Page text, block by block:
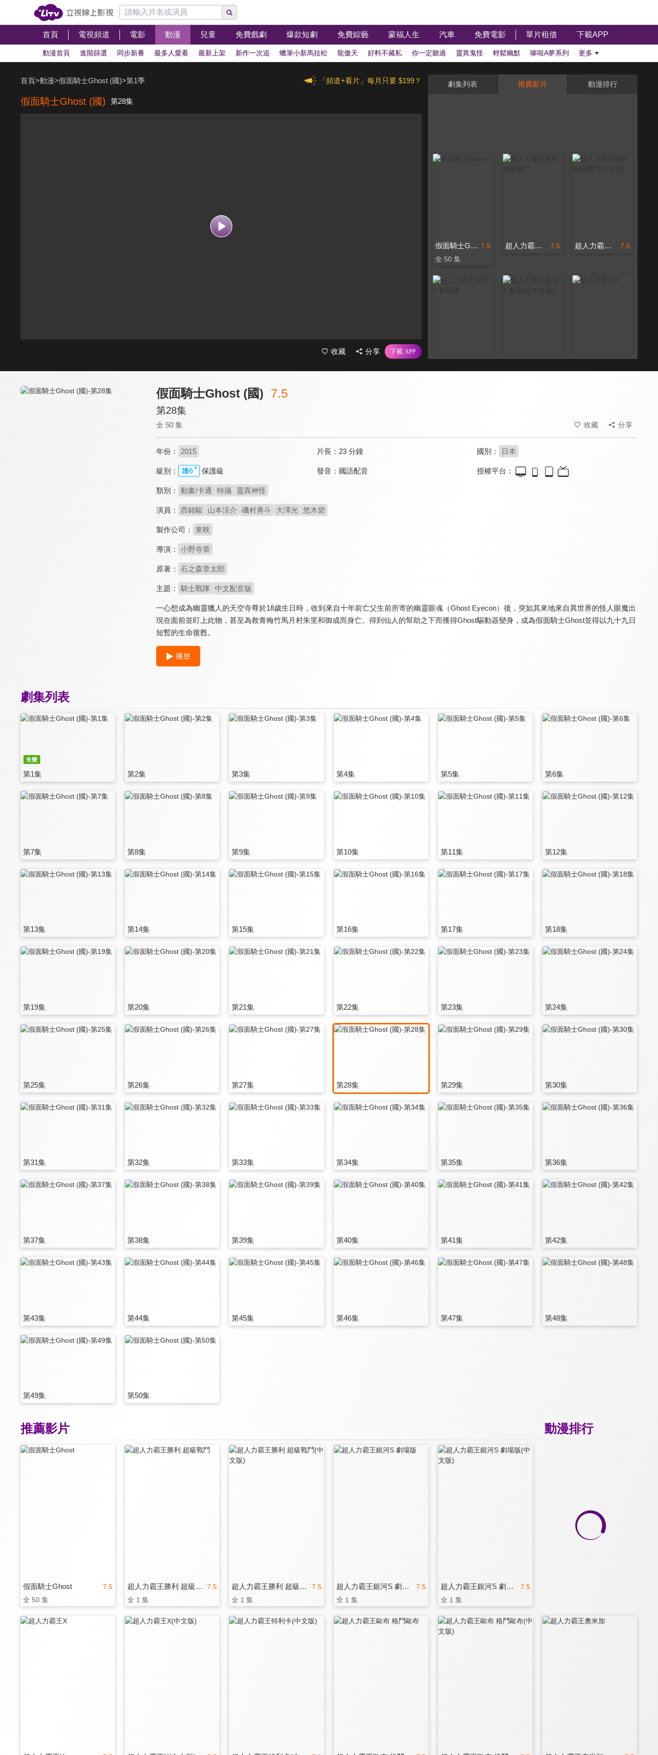
首頁 電視頻道 電影 動漫 兒童 免費戲劇 爆款短劇 免費綜藝 蒙福人生 汽車 免費電影 單片租借 下載APP
動漫首頁 進階篩選 同步新番 最多人愛看 最新上架 新作一次追 蠟筆小新馬拉松 龍傲天 好料不藏私 你一定聽過 靈異鬼怪 輕鬆幽默 哆啦A夢系列 更多
「頻道+看片」每月只要 $199？
首頁>動漫>假面騎士Ghost (國)>第1季
假面騎士Ghost (國) 第28集
收藏 分享
劇集列表 推薦影片 動漫排行
7.5
假面騎士Ghost
全 50 集
7.5
超人力霸王勝利 超級戰鬥 7.5
超人力霸王勝利 超級戰鬥(中文版)
7.5
超人力霸王歐布 格鬥歐布(中文版) 7.5
超人力霸王奧米加
全 25 集
7.5
超人力霸王德卡(中文版)
全 25 集
假面騎士Ghost (國) 7.5
第28集
全 50 集 收藏 分享
年份： 2015 片長： 23 分鐘 國別： 日本
級別： 保護級 發音： 國語配音 授權平台：
類別： 動畫/卡通 特攝 靈異神怪
演員： 西銘駿 山本涼介 磯村勇斗 大澤光 悠木碧
製作公司： 東映
導演： 小野寺章
原著： 石之森章太郎
主題： 騎士戰隊 中文配音版
一心想成為幽靈獵人的天空寺尊於18歲生日時，收到來自十年前亡父生前所寄的幽靈眼魂（Ghost Eyecon）後，突如其來地來自異世界的怪人眼魔出
現在面前並盯上此物，甚至為救青梅竹馬月村朱里和御成而身亡。得到仙人的幫助之下而獲得Ghost驅動器變身，成為假面騎士Ghost並得以九十九日
短暫的生命復甦。
播放
劇集列表
第1集 第2集 第3集 第4集 第5集 第6集
第7集 第8集 第9集 第10集 第11集 第12集
第13集 第14集 第15集 第16集 第17集 第18集
第19集 第20集 第21集 第22集 第23集 第24集
第25集 第26集 第27集 第28集 第29集 第30集
第31集 第32集 第33集 第34集 第35集 第36集
第37集 第38集 第39集 第40集 第41集 第42集
第43集 第44集 第45集 第46集 第47集 第48集
第49集 第50集
動漫排行
推薦影片
7.5
假面騎士Ghost
全 50 集
7.5
超人力霸王勝利 超級戰鬥
全 1 集
7.5
超人力霸王勝利 超級戰鬥(中文版)
全 1 集
7.5
超人力霸王銀河S 劇場版
全 1 集
7.5
超人力霸王銀河S 劇場版(中文版)
全 1 集